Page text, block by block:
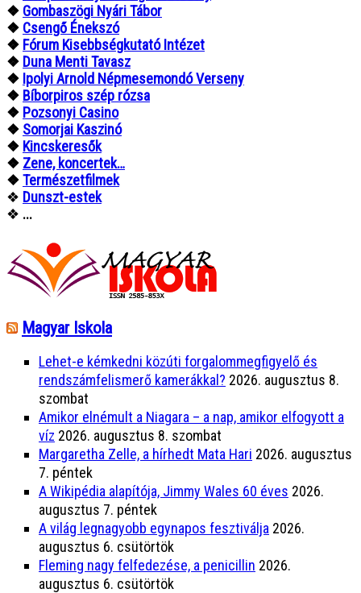
❖ Gombaszögi Nyári Tábor
❖ Csengő Énekszó
❖ Fórum Kisebbségkutató Intézet
❖ Duna Menti Tavasz
❖ Ipolyi Arnold Népmesemondó Verseny
❖ Bíborpiros szép rózsa
❖ Pozsonyi Casino
❖ Somorjai Kaszinó
❖ Kincskeresők
❖ Zene, koncertek…
❖Természetfilmek
❖ Dunszt-estek
❖ ...
Magyar Iskola
Lehet-e kémkedni közúti forgalommegfigyelő és
rendszámfelismerő kamerákkal? 2026. augusztus 8.
szombat
Amikor elnémult a Niagara – a nap, amikor elfogyott a
víz 2026. augusztus 8. szombat
Margaretha Zelle, a hírhedt Mata Hari 2026. augusztus
7. péntek
A Wikipédia alapítója, Jimmy Wales 60 éves 2026.
augusztus 7. péntek
A világ legnagyobb egynapos fesztiválja 2026.
augusztus 6. csütörtök
Fleming nagy felfedezése, a penicillin 2026.
augusztus 6. csütörtök